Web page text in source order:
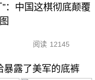
”：中国这棋彻底颠覆
阅读 12145
暴露了美军的底裤